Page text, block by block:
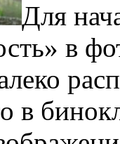
Для
в
в